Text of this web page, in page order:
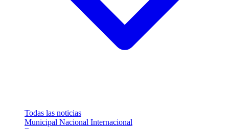
Todas las noticias
Municipal Nacional Internacional